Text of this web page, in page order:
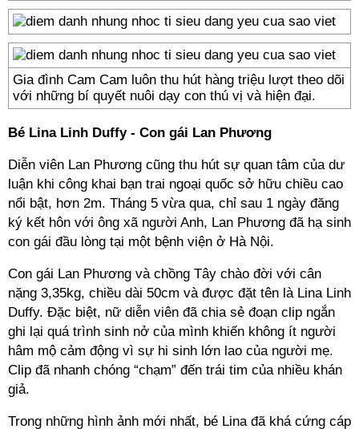
Gia đình Cam Cam luôn thu hút hàng triệu lượt theo dõi
với những bí quyết nuôi dạy con thú vị và hiện đại.
Bé Lina Linh Duffy - Con gái Lan Phương
Diễn viên Lan Phương cũng thu hút sự quan tâm của dư
luận khi công khai bạn trai ngoại quốc sở hữu chiều cao
nổi bật, hơn 2m. Tháng 5 vừa qua, chỉ sau 1 ngày đăng
ký kết hôn với ông xã người Anh, Lan Phương đã hạ sinh
con gái đầu lòng tại một bệnh viện ở Hà Nội.
Con gái Lan Phương và chồng Tây chào đời với cân
nặng 3,35kg, chiều dài 50cm và được đặt tên là Lina Linh
Duffy. Đặc biệt, nữ diễn viên đã chia sẻ đoạn clip ngắn
ghi lại quá trình sinh nở của mình khiến không ít người
hâm mộ cảm động vì sự hi sinh lớn lao của người mẹ.
Clip đã nhanh chóng “chạm” đến trái tim của nhiều khán
giả.
Trong những hình ảnh mới nhất, bé Lina đã khá cứng cáp